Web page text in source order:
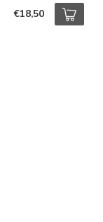
€18,50